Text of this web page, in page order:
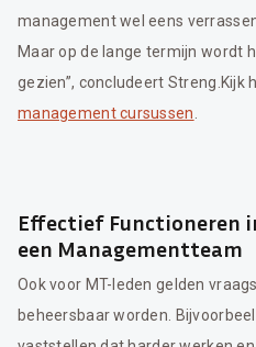
management wel eens
Maar op de lange termijn wordt
gezien”, concludeert Streng.Kijk
management cursussen
Effectief Functioneren
een Managementteam
Ook voor MT-leden gelden
beheersbaar worden.